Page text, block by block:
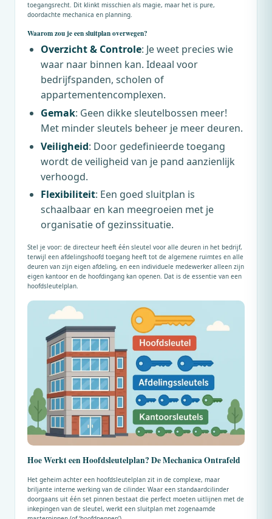
toegangsrecht. Dit klinkt misschien als magie, maar het is pure,
doordachte mechanica en planning.
Waarom zou je een sluitplan overwegen?
Overzicht & Controle: Je weet precies wie
waar naar binnen kan. Ideaal voor
bedrijfspanden, scholen of
appartementencomplexen.
Gemak: Geen dikke sleutelbossen meer!
Met minder sleutels beheer je meer deuren.
Veiligheid: Door gedefinieerde toegang
wordt de veiligheid van je pand aanzienlijk
verhoogd.
Flexibiliteit: Een goed sluitplan is
schaalbaar en kan meegroeien met je
organisatie of gezinssituatie.
Stel je voor: de directeur heeft één sleutel voor alle deuren in het bedrijf,
terwijl een afdelingshoofd toegang heeft tot de algemene ruimtes en alle
deuren van zijn eigen afdeling, en een individuele medewerker alleen zijn
eigen kantoor en de hoofdingang kan openen. Dat is de essentie van een
hoofdsleutelplan.
Hoe Werkt een Hoofdsleutelplan? De Mechanica Ontrafeld
Het geheim achter een hoofdsleutelplan zit in de complexe, maar
briljante interne werking van de cilinder. Waar een standaardcilinder
doorgaans uit één set pinnen bestaat die perfect moeten uitlijnen met de
inkepingen van de sleutel, werkt een sluitplan met zogenaamde